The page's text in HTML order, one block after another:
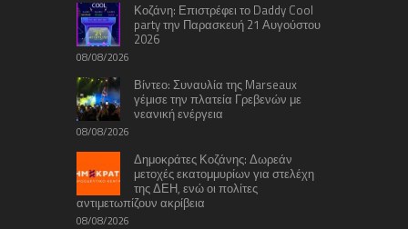
Κοζάνη: Επιστρέφει το Daddy Cool
party την Παρασκευή 21 Αυγούστου
2026
08/08/2026
Βίντεο: Συναυλία της Marseaux
γέμισε την πλατεία Γρεβενών με
νεανική ενέργεια
08/08/2026
Δημοκράτες Κοζάνης: Δωρεάν
μετοχές εκατομμυρίων για στελέχη
της ΔΕΗ, ενώ οι πολίτες
αντιμετωπίζουν ακρίβεια
08/08/2026